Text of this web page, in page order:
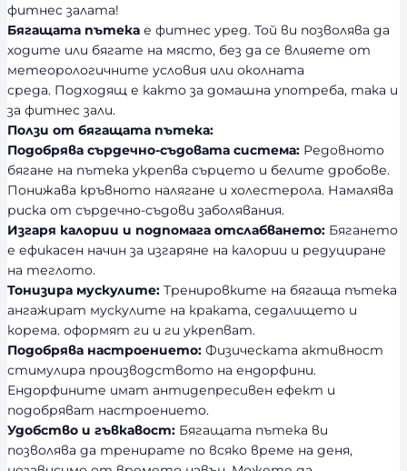
фитнес залата!
Бягащата пътека е фитнес уред. Той ви позволява да
ходите или бягате на място, без да се влияете от
метеорологичните условия или околната
среда. Подходящ е както за домашна употреба, така и
за фитнес зали.
Ползи от бягащата пътека:
Подобрява сърдечно-съдовата система: Редовното
бягане на пътека укрепва сърцето и белите дробове.
Понижава кръвното налягане и холестерола. Намалява
риска от сърдечно-съдови заболявания.
Изгаря калории и подпомага отслабването: Бягането
е ефикасен начин за изгаряне на калории и редуциране
на теглото.
Тонизира мускулите: Тренировките на бягаща пътека
ангажират мускулите на краката, седалището и
корема. оформят ги и ги укрепват.
Подобрява настроението: Физическата активност
стимулира производството на ендорфини.
Ендорфините имат антидепресивен ефект и
подобряват настроението.
Удобство и гъвкавост: Бягащата пътека ви
позволява да тренирате по всяко време на деня,